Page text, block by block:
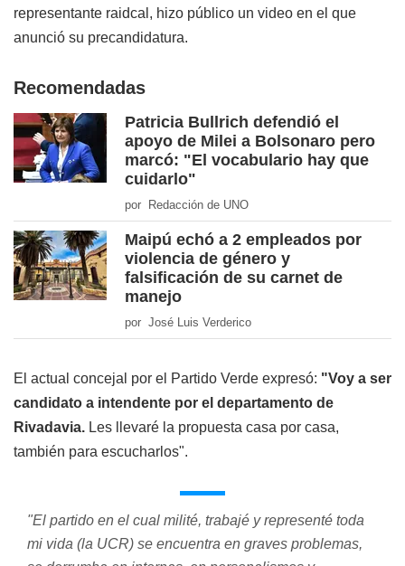
representante raidcal, hizo público un video en el que
anunció su precandidatura.
Recomendadas
Patricia Bullrich defendió el
apoyo de Milei a Bolsonaro pero
marcó: "El vocabulario hay que
cuidarlo"
por Redacción de UNO
Maipú echó a 2 empleados por
violencia de género y
falsificación de su carnet de
manejo
por José Luis Verderico
El actual concejal por el Partido Verde expresó: "Voy a ser
candidato a intendente por el departamento de
Rivadavia. Les llevaré la propuesta casa por casa,
también para escucharlos".
"El partido en el cual milité, trabajé y representé toda
mi vida (la UCR) se encuentra en graves problemas,